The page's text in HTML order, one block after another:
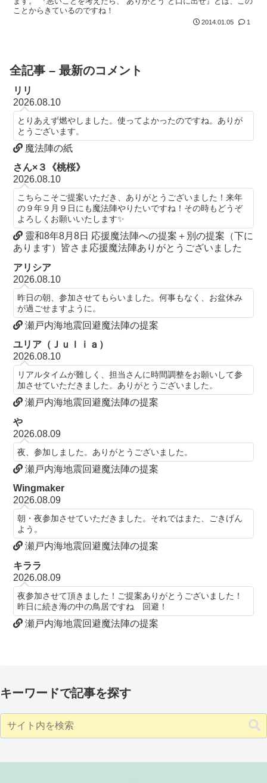
ことからきているのですね！
2014.01.05 1
全記事 – 最新のコメント
リリ
2026.08.10
とりあえず燃やしました。使ってよかったのですね。ありが
とうございます。
魔法陣の紙
さん×３《桃桜》
2026.08.10
こちらこそご提案いただき、ありがとうございました！来年
の９年９月９日にも魔法陣やりたいですね！その時もどうぞ
よろしくお願いいたします✨
靈和8年8月8日 応援魔法陣への提案＋別の提案（下に
あります）皆さま応援魔法陣ありがとうございました
アリシア
2026.08.10
昨日の朝、参加させてもらいました。何事もなく、お盆休み
が過ごせますように。
瀬戸内海地震回避魔法陣の提案
ユリア（Ｊｕｌｉａ）
2026.08.10
リアルタイムが難しく、担当さんに時間調整をお願いして参
加させていただきました。ありがとうございました。
瀬戸内海地震回避魔法陣の提案
や
2026.08.09
夜、参加しました。ありがとうございました。
瀬戸内海地震回避魔法陣の提案
Wingmaker
2026.08.09
朝・夜参加させていただきました。それではまた、ごきげん
よう。
瀬戸内海地震回避魔法陣の提案
キララ
2026.08.09
夜参加させて頂きました！ご提案ありがとうございました！
昨日に続き海の中の鳥居ですね 回避！
瀬戸内海地震回避魔法陣の提案
キーワードで記事を探す